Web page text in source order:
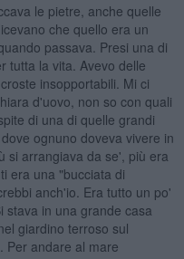
le pietre, anche quelle
che quello era un
passava. Presi una di
tutta la vita. Avevo delle
insopportabili. Mi ci
d'uovo, non so con quali
di una di quelle grandi
ognuno doveva vivere in
si arrangiava da se', più era
era una "bucciata di
anch'io. Era tutto un po'
stava in una grande casa
giardino terroso sul
Per andare al mare